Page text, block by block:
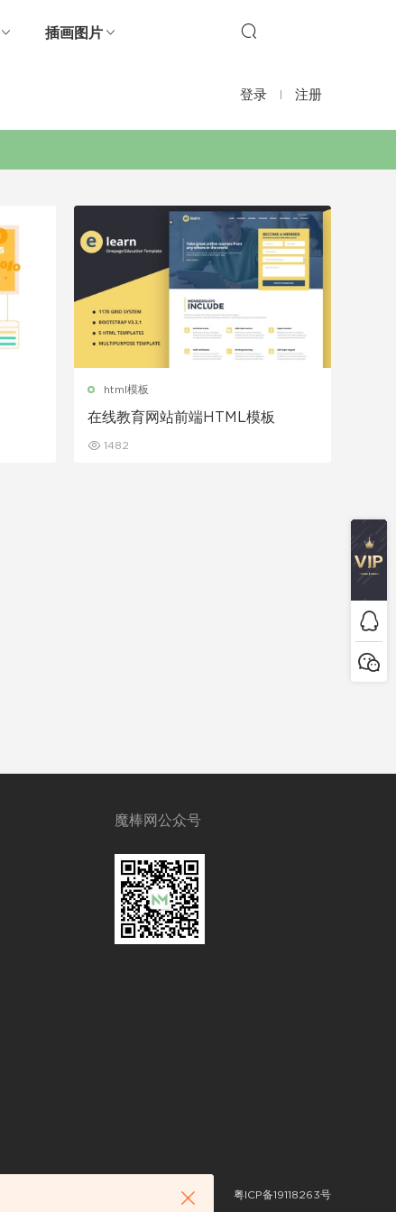
插画图片
登录 注册
html模板
在线教育网站前端HTML模板
1482
魔棒网公众号
粤ICP备19118263号